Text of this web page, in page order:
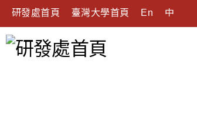
研發處首頁 臺灣大學首頁 En 中